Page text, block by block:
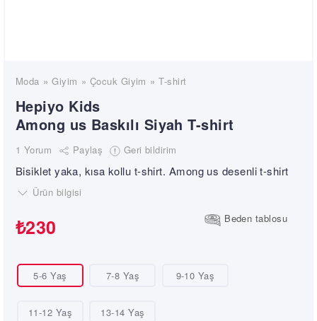
Moda Giyim Çocuk Giyim T-shirt
Hepiyo Kids
Among us Baskılı Siyah T-shirt
1 Yorum Paylaş Geri bildirim
Bisiklet yaka, kısa kollu t-shirt. Among us desenli t-shirt
Ürün bilgisi
₺230 Beden tablosu
5-6 Yaş 7-8 Yaş 9-10 Yaş
11-12 Yaş 13-14 Yaş